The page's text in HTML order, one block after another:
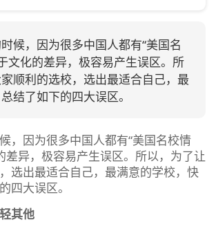
候，因为很多中国人都有“美国名
文化的差异，极容易产生误区。所
顺利的选校，选出最适合自己，最
结了如下的四大误区。
，因为很多中国人都有“美国名校情
差异，极容易产生误区。所以，为了让
选出最适合自己，最满意的学校，快
四大误区。
其他